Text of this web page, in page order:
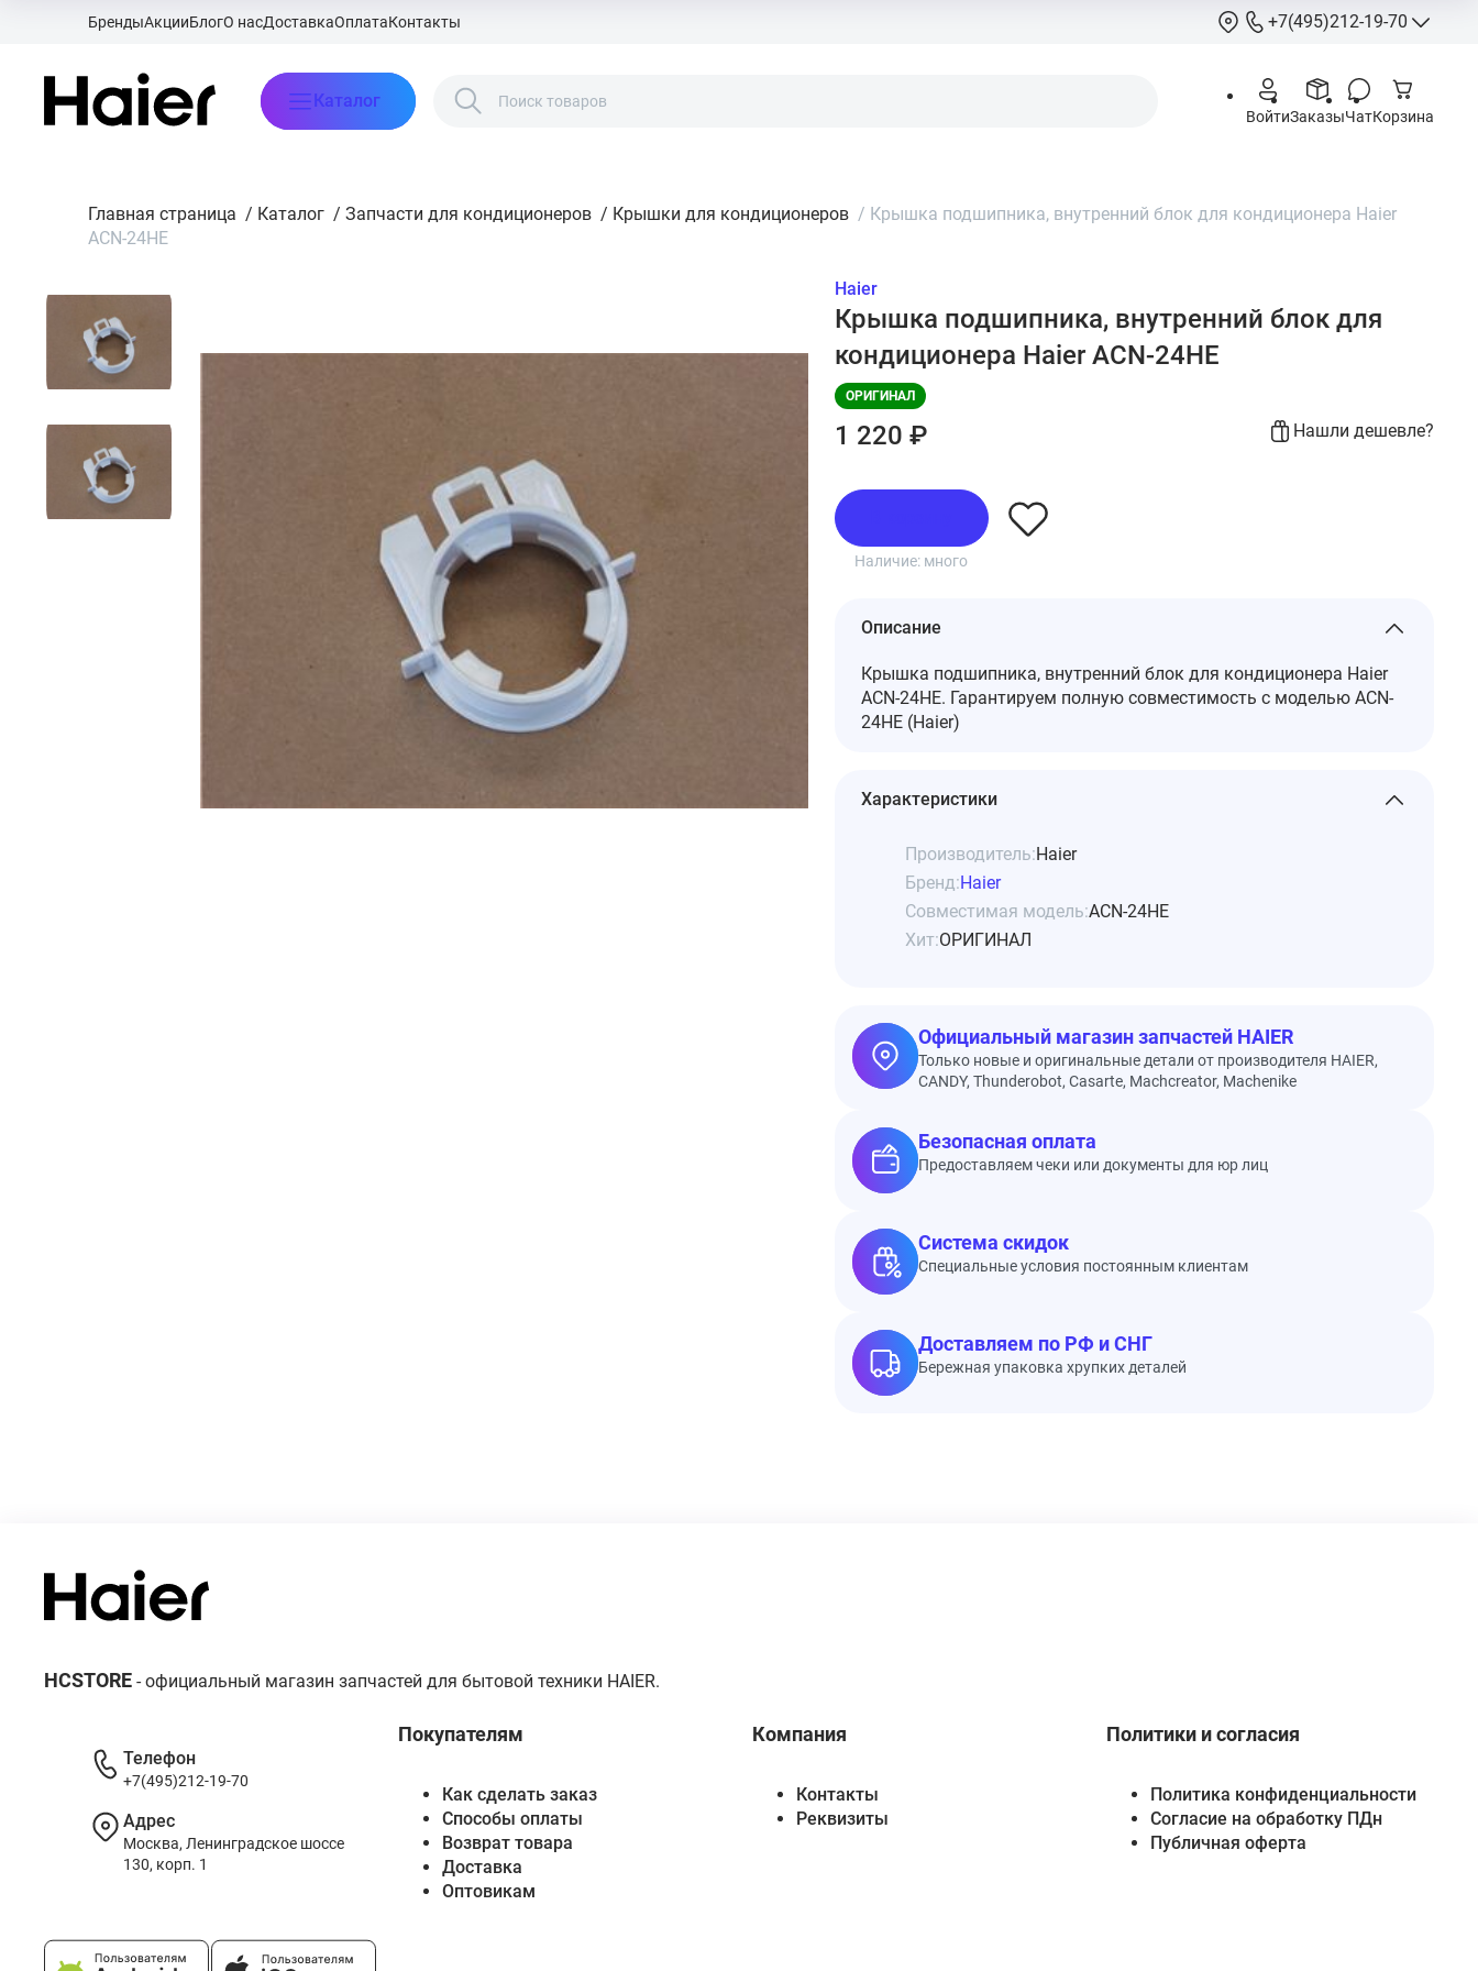
БрендыАкцииБлогО насДоставкаОплатаКонтакты +7(495)212-19-70
info@hcstore.ru
Выходные:
шоссе 130, корп.
Каталог
ВойтиЗаказыЧатКорзина
Главная страница / Каталог / Запчасти для кондиционеров / Крышки для кондиционеров / Крышка подшипника, внутренний блок для кондиционера Haier
ACN-24HE
Haier
Крышка подшипника, внутренний блок для
кондиционера Haier ACN-24HE
ОРИГИНАЛ
1 220 ₽ Нашли дешевле?
Наличие: много
Описание
Крышка подшипника, внутренний блок для кондиционера Haier
ACN-24HE. Гарантируем полную совместимость с моделью ACN-
24HE (Haier)
Характеристики
Производитель:Haier
Бренд:Haier
Совместимая модель:ACN-24HE
Хит:ОРИГИНАЛ
Официальный магазин запчастей HAIER
Только новые и оригинальные детали от производителя HAIER,
CANDY, Thunderobot, Casarte, Machcreator, Machenike
Безопасная оплата
Предоставляем чеки или документы для юр лиц
Система скидок
Специальные условия постоянным клиентам
Доставляем по РФ и СНГ
Бережная упаковка хрупких деталей
HCSTORE - официальный магазин запчастей для бытовой техники HAIER.
Покупателям
Как сделать заказ
Способы оплаты
Возврат товара
Доставка
Оптовикам
Компания
Контакты
Реквизиты
Политики и согласия
Политика конфиденциальности
Согласие на обработку ПДн
Публичная оферта
Телефон
+7(495)212-19-70
Адрес
Москва, Ленинградское шоссе
130, корп. 1